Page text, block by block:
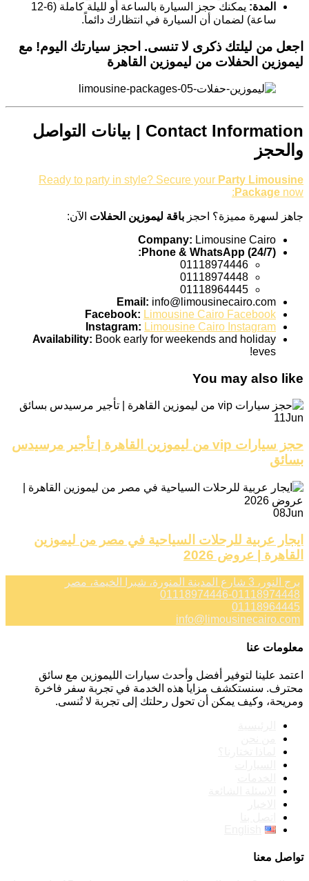
المدة:
يمكنك حجز السيارة بالساعة أو لليلة كاملة (6-12
ساعة) لضمان أن السيارة في انتظارك دائماً.
اجعل من ليلتك ذكرى لا تنسى. احجز سيارتك اليوم! مع
ليموزين الحفلات من ليموزين القاهرة
Contact Information | بيانات التواصل
والحجز
Ready to party in style? Secure your Party Limousine
Package now:
جاهز لسهرة مميزة؟ احجز باقة ليموزين الحفلات الآن:
Company: Limousine Cairo
Phone & WhatsApp (24/7):
01118974446
01118974448
01118964445
Email: info@limousinecairo.com
Facebook: Limousine Cairo Facebook
Instagram: Limousine Cairo Instagram
Availability: Book early for weekends and holiday
eves!
You may also like
11Jun
حجز سيارات vip من ليموزين القاهرة | تأجير مرسيدس
بسائق
08Jun
ايجار عربية للرحلات السياحية في مصر من ليموزين
القاهرة | عروض 2026
برج النور، 3 شارع المدينة المنورة، شبرا الخيمة، مصر
01118974446-01118974448
01118964445
info@limousinecairo.com
معلومات عنا
اعتمد علينا لتوفير أفضل وأحدث سيارات الليموزين مع سائق
محترف. سنستكشف مزايا هذه الخدمة في تجربة سفر فاخرة
ومريحة، وكيف يمكن أن تحول رحلتك إلى تجربة لا تُنسى.
تواصل معنا